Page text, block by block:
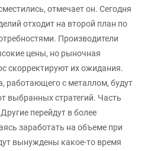
отмечает он. Сегодня
отходит на второй план по
Производители
цены, но рыночная
скорректируют их ожидания.
работающего с металлом, будут
выбранных стратегий. Часть
перейдут в более
заработать на объеме при
вынуждены какое-то время